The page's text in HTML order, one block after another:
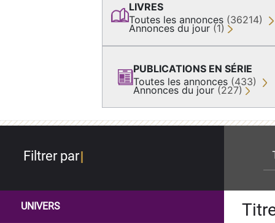
LIVRES
Toutes les annonces (36214)
Annonces du jour (1)
PUBLICATIONS EN SÉRIE
Toutes les annonces (433)
Annonces du jour (227)
Filtrer par
UNIVERS